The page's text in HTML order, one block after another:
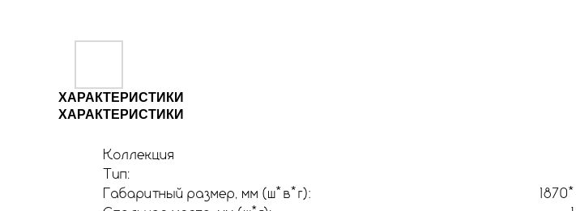
ХАРАКТЕРИСТИКИ
ХАРАКТЕРИСТИКИ